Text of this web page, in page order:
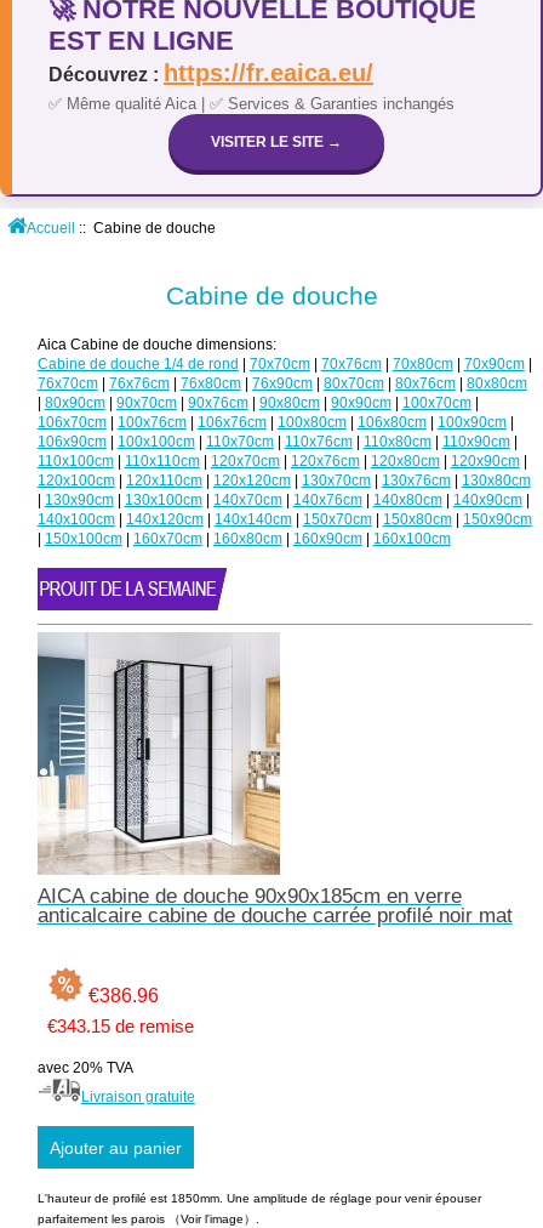
🚀 NOTRE NOUVELLE BOUTIQUE
EST EN LIGNE
Découvrez : https://fr.eaica.eu/
✅ Même qualité Aica | ✅ Services & Garanties inchangés
VISITER LE SITE →
Accueil :: Cabine de douche
Cabine de douche
Aica Cabine de douche dimensions:
Cabine de douche 1/4 de rond
70x70cm| 70x76cm| 70x80cm| 70x90cm|
76x70cm| 76x76cm| 76x80cm| 76x90cm| 80x70cm| 80x76cm| 80x80cm
80x90cm| 90x70cm| 90x76cm| 90x80cm| 90x90cm| 100x70cm|
106x70cm| 100x76cm| 106x76cm| 100x80cm| 106x80cm| 100x90cm|
106x90cm| 100x100cm| 110x70cm| 110x76cm| 110x80cm| 110x90cm|
110x100cm| 110x110cm| 120x70cm| 120x76cm| 120x80cm| 120x90cm|
120x100cm| 120x110cm| 120x120cm| 130x70cm| 130x76cm| 130x80cm
130x90cm| 130x100cm| 140x70cm| 140x76cm| 140x80cm| 140x90cm|
140x100cm| 140x120cm| 140x140cm| 150x70cm| 150x80cm| 150x90cm
150x100cm| 160x70cm| 160x80cm| 160x90cm| 160x100cm
AICA cabine de douche 90x90x185cm en verre
anticalcaire cabine de douche carrée profilé noir mat
€386.96
€343.15 de remise
avec 20% TVA
Livraison gratuite
L'hauteur de profilé est 1850mm. Une amplitude de réglage pour venir épouser
parfaitement les parois （Voir l'image）.